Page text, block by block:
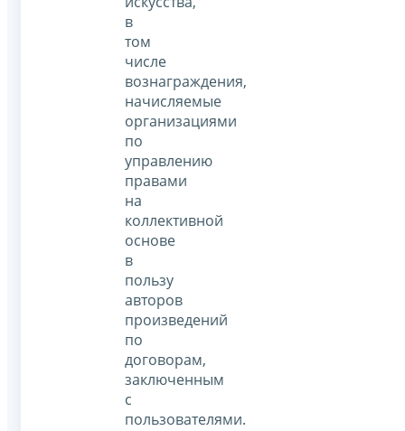
в
том
числе
вознаграждения,
начисляемые
организациями
по
управлению
правами
на
коллективной
основе
в
пользу
авторов
произведений
по
договорам,
заключенным
с
пользователями.